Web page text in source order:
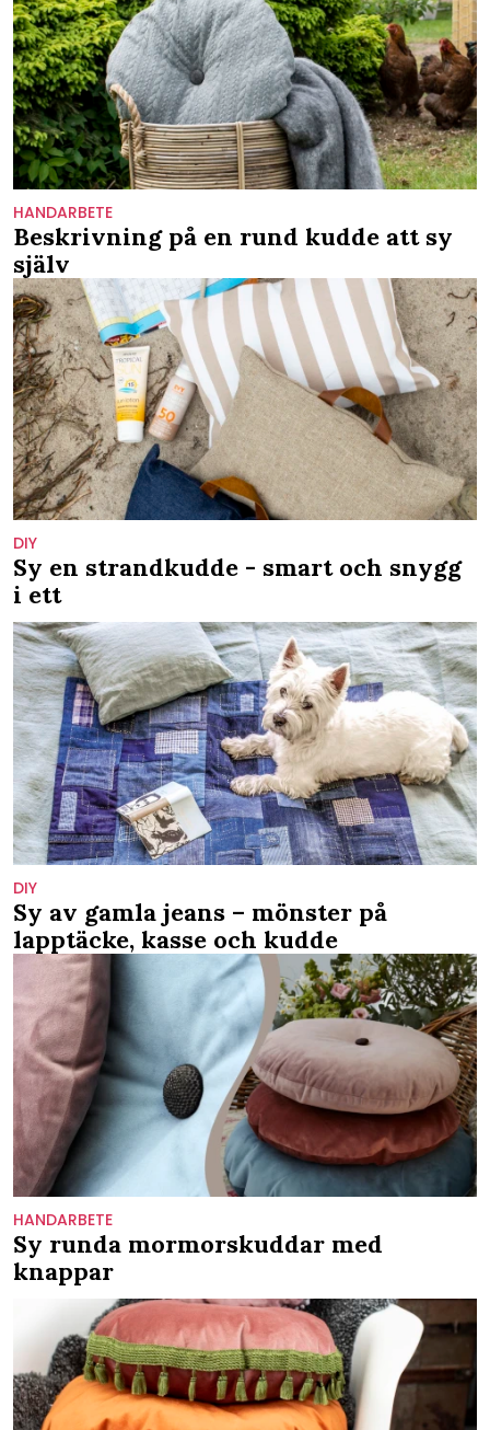
HANDARBETE
Beskrivning på en rund kudde att sy
själv
DIY
Sy en strandkudde - smart och snygg
i ett
DIY
Sy av gamla jeans – mönster på
lapptäcke, kasse och kudde
HANDARBETE
Sy runda mormorskuddar med
knappar